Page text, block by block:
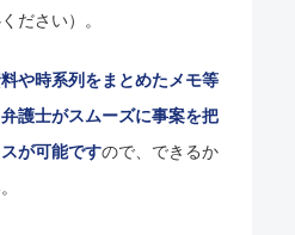
ださい）。
や時系列をまとめたメモ等
護士がスムーズに事案を把
が可能ですので、できるか